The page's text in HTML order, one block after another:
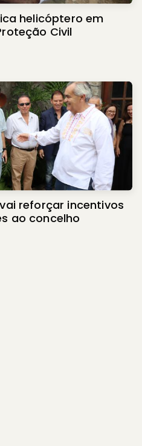
helicóptero em
Civil
reforçar incentivos
ao concelho